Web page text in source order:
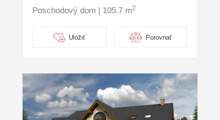
Poschodový dom | 105.7 m2
Uložiť Porovnať